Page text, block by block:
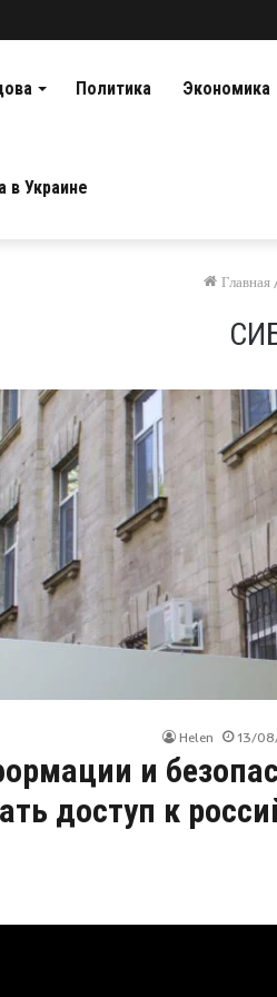
Политика Экономика
в Украине
Главная
Helen 13/
и
доступ к